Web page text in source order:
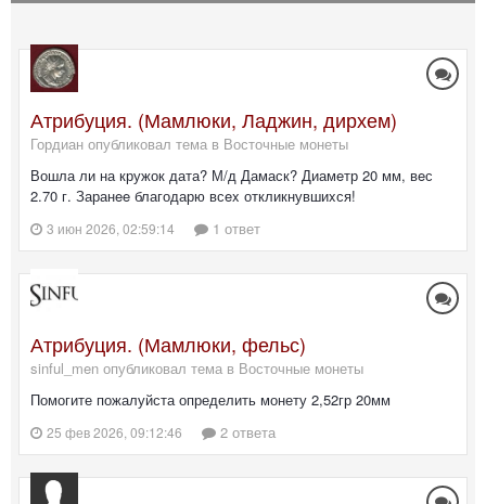
Атрибуция. (Мамлюки, Ладжин, дирхем)
Гордиан опубликовал тема в Восточные монеты
Вошла ли на кружок дата? М/д Дамаск? Диамeтр 20 мм, вeс
2.70 г. Заранee благодарю всex откликнувшиxся!
3 июн 2026, 02:59:14 1 ответ
Атрибуция. (Мамлюки, фельс)
sinful_men опубликовал тема в Восточные монеты
Помогите пожалуйста определить монету 2,52гр 20мм
25 фев 2026, 09:12:46 2 ответа